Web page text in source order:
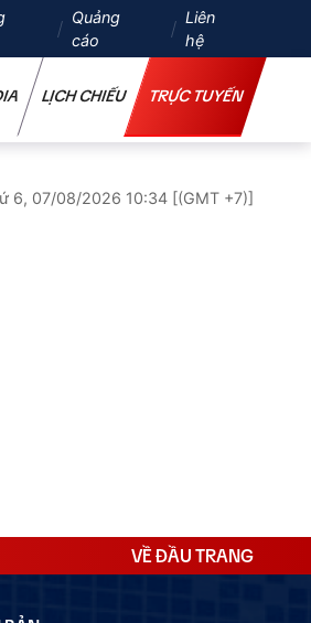
Quảng
cáo
Liên
hệ
LỊCH CHIẾU TRỰC TUYẾN
6, 07/08/2026 10:34 [(GMT +7)]
VỀ ĐẦU TRANG